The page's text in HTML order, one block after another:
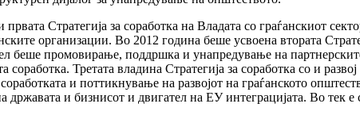
Стратегија за соработка на Владата со граѓанскиот
организации. Во 2012 година беше усвоена втората
беше промовирање, поддршка и унапредување на
соработка. Третата владина Стратегија за соработка со и
и поттикнување на развојот на граѓанското
државата и бизнисот и двигател на ЕУ интеграцијата. Во тек е